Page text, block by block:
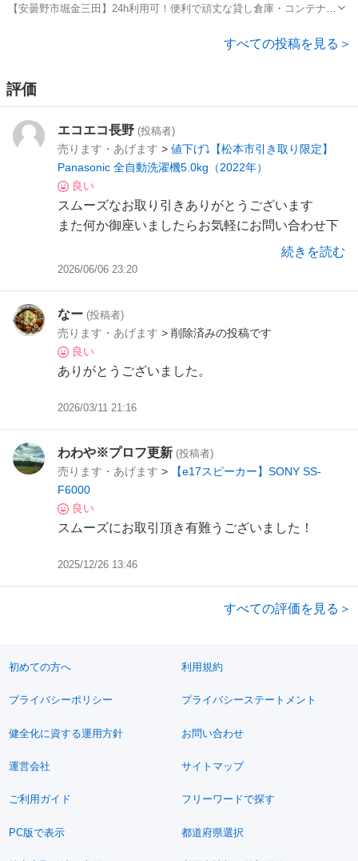
△▼△▼△▼△▼△▼△▼△▼△▼△▼△▼
👉24時間キーボックスで利用可！
・カリマストレージ大町倉庫(大倉庫・小倉庫)
・カリマストレージ安曇野倉庫(個室×5部屋)
【安曇野市堀金三田】24h利用可！便利で頑丈な貸し倉庫・コンテナ
こちら】 👇 HPで庫内の写真や詳細をご確認いただけます https:...
すべての投稿を見る＞
評価
エコエコ長野 (投稿者)
売ります・あげます > 値下げ⤵️【松本市引き取り限定】
Panasonic 全自動洗濯機5.0kg（2022年）
良い
スムーズなお取り引きありがとうございます
また何か御座いましたらお気軽にお問い合わせ下
続きを読む
2026/06/06 23:20
なー (投稿者)
売ります・あげます > 削除済みの投稿です
良い
ありがとうございました。
2026/03/11 21:16
わわや※プロフ更新 (投稿者)
売ります・あげます >
【e17スピーカー】SONY SS-
F6000
良い
スムーズにお取引頂き有難うございました！
2025/12/26 13:46
すべての評価を見る＞
初めての方へ 利用規約
プライバシーポリシー プライバシーステートメント
健全化に資する運用方針 お問い合わせ
運営会社 サイトマップ
ご利用ガイド フリーワードで探す
PC版で表示 都道府県選択